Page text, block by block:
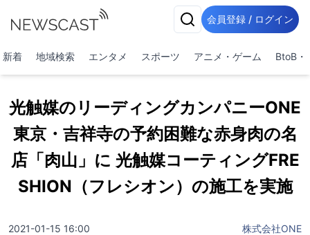
会員登録 / ログイン
新着 地域検索 エンタメ スポーツ アニメ・ゲーム BtoB・
光触媒のリーディングカンパニーONE
東京・吉祥寺の予約困難な赤身肉の名
店「肉山」に 光触媒コーティングFRE
SHION（フレシオン）の施工を実施
2021-01-15 16:00 株式会社ONE